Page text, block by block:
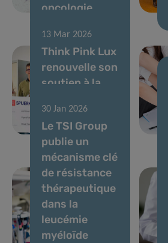
oncologie
13 Mar 2026
Think Pink Lux
renouvelle son
soutien à la
contre le
cancer au LIH
30 Jan 2026
Le TSI Group
publie un
mécanisme clé
de résistance
thérapeutique
dans la
leucémie
myéloïde